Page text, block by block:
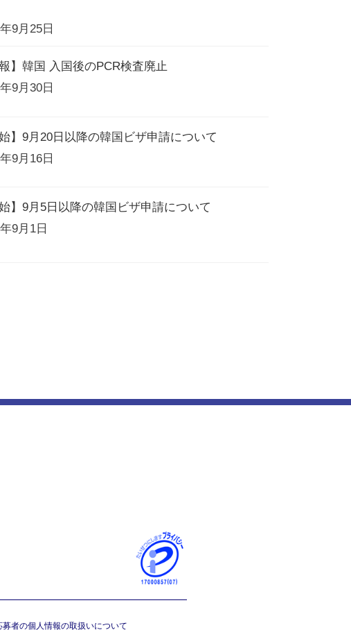
9月25日
報】韓国 入国後のPCR検査廃止
9月30日
始】9月20日以降の韓国ビザ申請について
9月16日
始】9月5日以降の韓国ビザ申請について
9月1日
募者の個人情報の取扱いについて